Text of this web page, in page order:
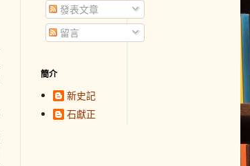
發表文章
留言
簡介
新史記
石獻正